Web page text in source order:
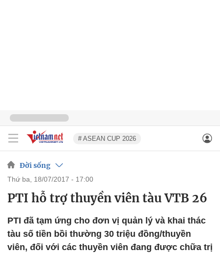
# ASEAN CUP 2026
Đời sống
thứ ba, 18/07/2017 - 17:00
PTI hỗ trợ thuyền viên tàu VTB 26
PTI đã tạm ứng cho đơn vị quản lý và khai thác
tàu số tiền bồi thường 30 triệu đồng/thuyền
viên, đối với các thuyền viên đang được chữa trị